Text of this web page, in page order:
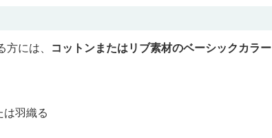
には、 コットンまたはリブ素材のベーシックカラー
羽織る